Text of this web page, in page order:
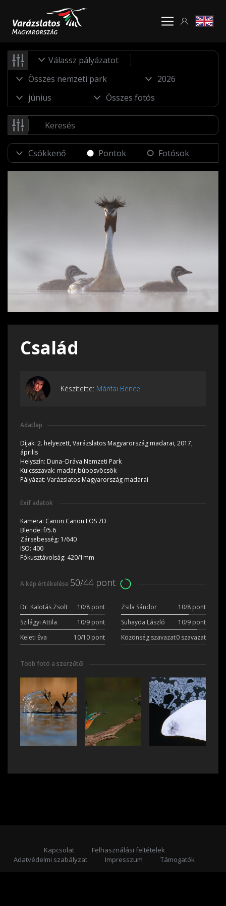
Válassz pályázatot
Pontok Fotósok
Család
Készítette: Mánfai Bence
Adatlap
Díjak: 2. helyezett, Varázslatos Magyarország madarai, 2017,
április
Helyszín: Duna–Dráva Nemzeti Park
Kulcsszavak: madár,búbosvöcsök
Pályázat: Varázslatos Magyarország madarai
Exif adatok
Kamera: Canon Canon EOS 7D
Blende:f/5.6
Zársebesség: 1/640
ISO: 400
Fókusztávolság: 420/1mm
A kép értékelése 50/44 pont
Dr. Kalotás Zsolt 10/8 pont Zsila Sándor
10/8 pont
Szilágyi Attila
10/9 pont Suhayda László
10/9 pont
Keleti Éva
10/10 pont Közönség szavazat0 szavazat
Több fotó a szerzőtől
Kapcsolat
Felhasználási feltételek
Adatvédelmi szabályzat
Impresszum
Támogatók